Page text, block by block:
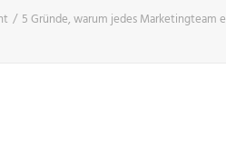
5 Gründe, warum jedes Marketingteam